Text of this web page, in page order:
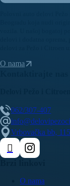
O nama
O nama
062/307-407
Vrbovačka bb,